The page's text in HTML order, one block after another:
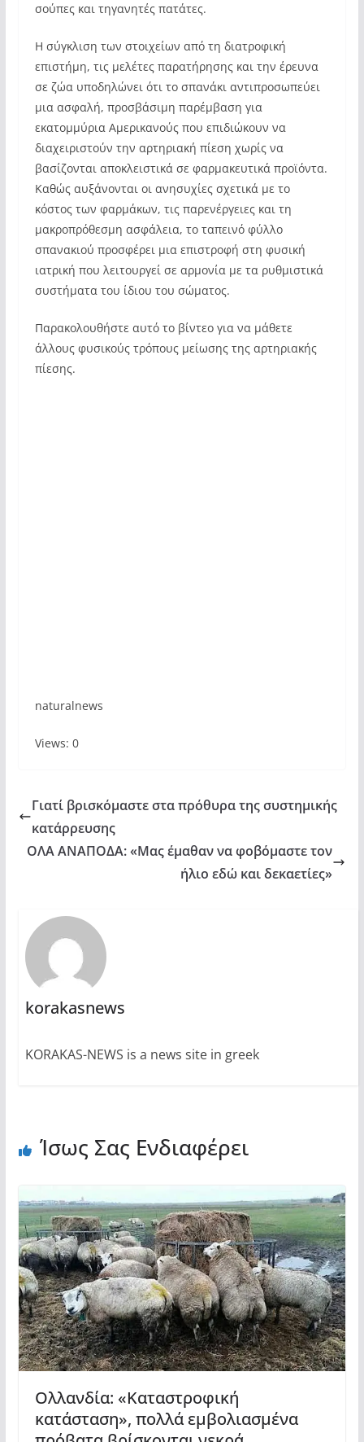
σούπες και τηγανητές πατάτες.
Η σύγκλιση των στοιχείων από τη διατροφική
επιστήμη, τις μελέτες παρατήρησης και την έρευνα
σε ζώα υποδηλώνει ότι το σπανάκι αντιπροσωπεύει
μια ασφαλή, προσβάσιμη παρέμβαση για
εκατομμύρια Αμερικανούς που επιδιώκουν να
διαχειριστούν την αρτηριακή πίεση χωρίς να
βασίζονται αποκλειστικά σε φαρμακευτικά προϊόντα.
Καθώς αυξάνονται οι ανησυχίες σχετικά με το
κόστος των φαρμάκων, τις παρενέργειες και τη
μακροπρόθεσμη ασφάλεια, το ταπεινό φύλλο
σπανακιού προσφέρει μια επιστροφή στη φυσική
ιατρική που λειτουργεί σε αρμονία με τα ρυθμιστικά
συστήματα του ίδιου του σώματος.
Παρακολουθήστε αυτό το βίντεο για να μάθετε
άλλους φυσικούς τρόπους μείωσης της αρτηριακής
πίεσης.
naturalnews
Views: 0
Γιατί βρισκόμαστε στα πρόθυρα της συστημικής
κατάρρευσης
ΟΛΑ ΑΝΑΠΟΔΑ: «Μας έμαθαν να φοβόμαστε τον
ήλιο εδώ και δεκαετίες»
korakasnews
KORAKAS-NEWS is a news site in greek
Ίσως Σας Ενδιαφέρει
Ολλανδία: «Καταστροφική
κατάσταση», πολλά εμβολιασμένα